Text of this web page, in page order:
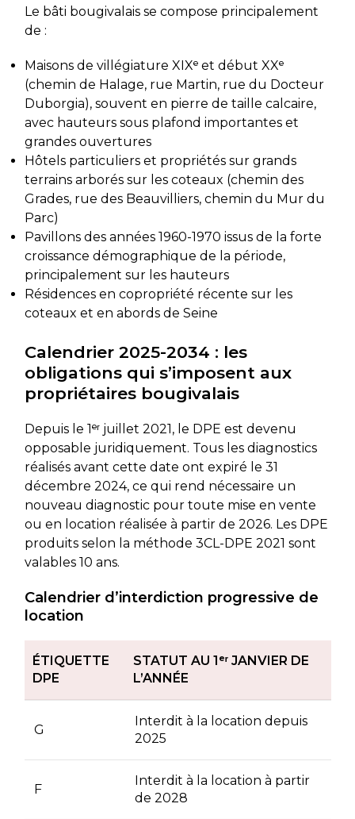
Le bâti bougivalais se compose principalement
de :
Maisons de villégiature XIXᵉ et début XXᵉ
(chemin de Halage, rue Martin, rue du Docteur
Duborgia), souvent en pierre de taille calcaire,
avec hauteurs sous plafond importantes et
grandes ouvertures
Hôtels particuliers et propriétés sur grands
terrains arborés sur les coteaux (chemin des
Grades, rue des Beauvilliers, chemin du Mur du
Parc)
Pavillons des années 1960-1970 issus de la forte
croissance démographique de la période,
principalement sur les hauteurs
Résidences en copropriété récente sur les
coteaux et en abords de Seine
Calendrier 2025-2034 : les
obligations qui s’imposent aux
propriétaires bougivalais
Depuis le 1ᵉʳ juillet 2021, le DPE est devenu
opposable juridiquement. Tous les diagnostics
réalisés avant cette date ont expiré le 31
décembre 2024, ce qui rend nécessaire un
nouveau diagnostic pour toute mise en vente
ou en location réalisée à partir de 2026. Les DPE
produits selon la méthode 3CL-DPE 2021 sont
valables 10 ans.
Calendrier d’interdiction progressive de
location
ÉTIQUETTE
DPE
STATUT AU 1ᵉʳ JANVIER DE
L’ANNÉE
G
Interdit à la location depuis
2025
F
Interdit à la location à partir
de 2028